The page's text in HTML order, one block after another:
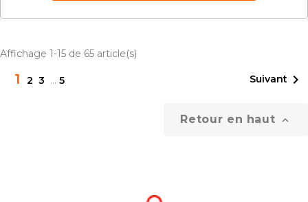
Affichage 1-15 de 65 article(s)
1 2 3 … 5 Suivant 
Retour en haut 